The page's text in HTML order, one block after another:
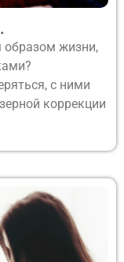
образом жизни,
с ними
коррекции